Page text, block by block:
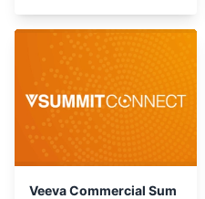
Veeva Commercial Sum